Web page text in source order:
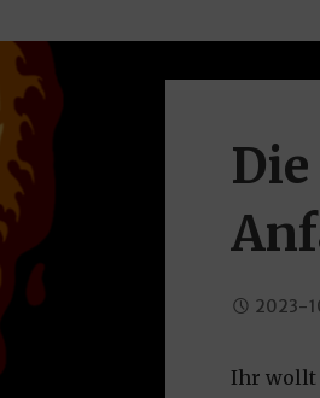
2023-
Ihr wollt